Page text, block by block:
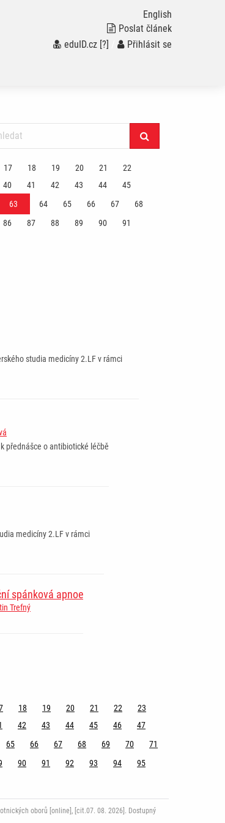
English
Poslat článek
eduID.cz [?] Přihlásit se
17 18 19 20 21
22
40 41 42 43 44
45
63 64 65 66 67
68
86 87 88 89 90
91
studia medicíny 2.LF v rámci
přednášce o antibiotické léčbě
medicíny 2.LF v rámci
spánková apnoe
Trefný
18 19 20 21 22
23
42 43 44 45 46
47
65 66 67 68 69 70
71
90 91 92 93 94
95
oborů [online], [cit.07. 08. 2026]. Dostupný